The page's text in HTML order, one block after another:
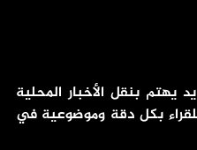
يهتم بنقل الأخبار المحلية
للقراء بكل دقة وموضوعية في